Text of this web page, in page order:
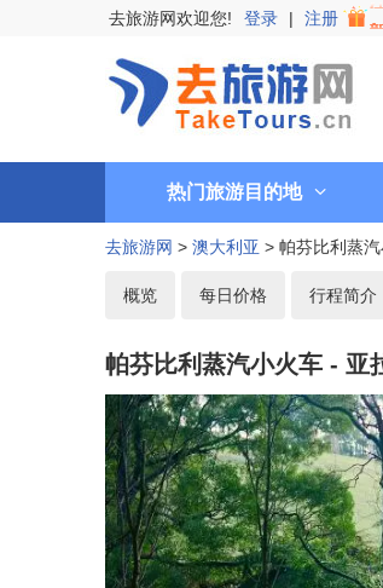
去旅游网欢迎您! 登录 | 注册
热门旅游目的地
去旅游网 > 澳大利亚 > 帕芬比利蒸
概览 每日价格 行程简介
帕芬比利蒸汽小火车 - 亚